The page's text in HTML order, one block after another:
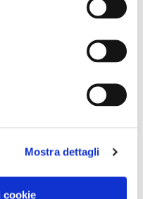
Mostra dettagli
cookie